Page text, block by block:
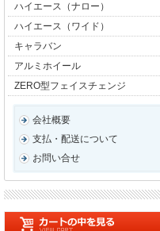
ハイエース（ナロー）
ハイエース（ワイド）
キャラバン
アルミホイール
ZERO型フェイスチェンジ
会社概要
支払・配送について
お問い合せ